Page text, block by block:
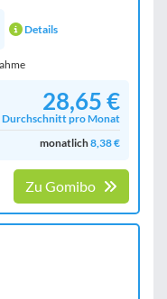
Details
28,65 €
Durchschnitt pro Monat
monatlich8,38 €
Zu Gomibo